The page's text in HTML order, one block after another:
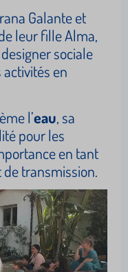
Galante et
leur fille Alma,
sociale
en
l’eau, sa
pour les
en tant
transmission.